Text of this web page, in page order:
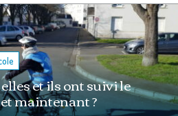
et ils ont suivi le
maintenant ?